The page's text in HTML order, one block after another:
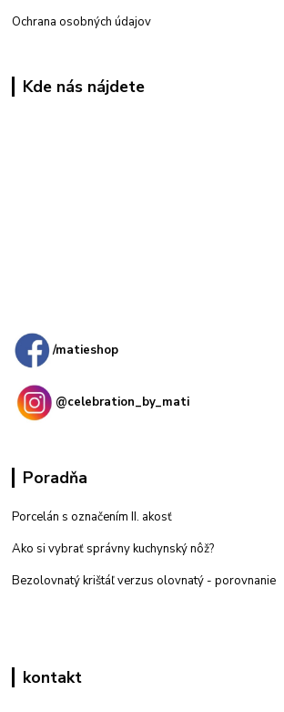
Ochrana osobných údajov
Kde nás nájdete
/matieshop
@celebration_by_mati
Poradňa
Porcelán s označením II. akosť
Ako si vybrať správny kuchynský nôž?
Bezolovnatý krištáľ verzus olovnatý - porovnanie
kontakt